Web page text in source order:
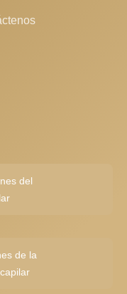
del
de la